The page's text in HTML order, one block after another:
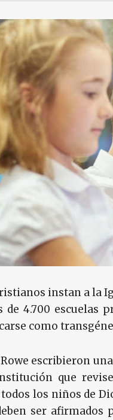
instan a la
de 4.700 escuelas
como
escribieron una
que
los niños de
ser afirmados